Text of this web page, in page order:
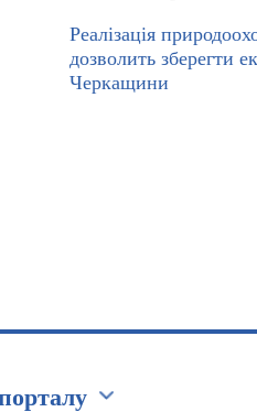
Реалізація
дозволить зберегти
Черкащини